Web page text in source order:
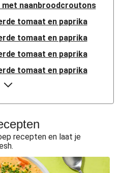
met naanbroodcroutons
tomaat en paprika
tomaat en paprika
tomaat en paprika
tomaat en paprika
gepocheerde kipfilet
tomaat en paprika
tomaat en paprika
tomaat en paprika
tomaat en paprika
conchiglie en pesto
recepten en laat je